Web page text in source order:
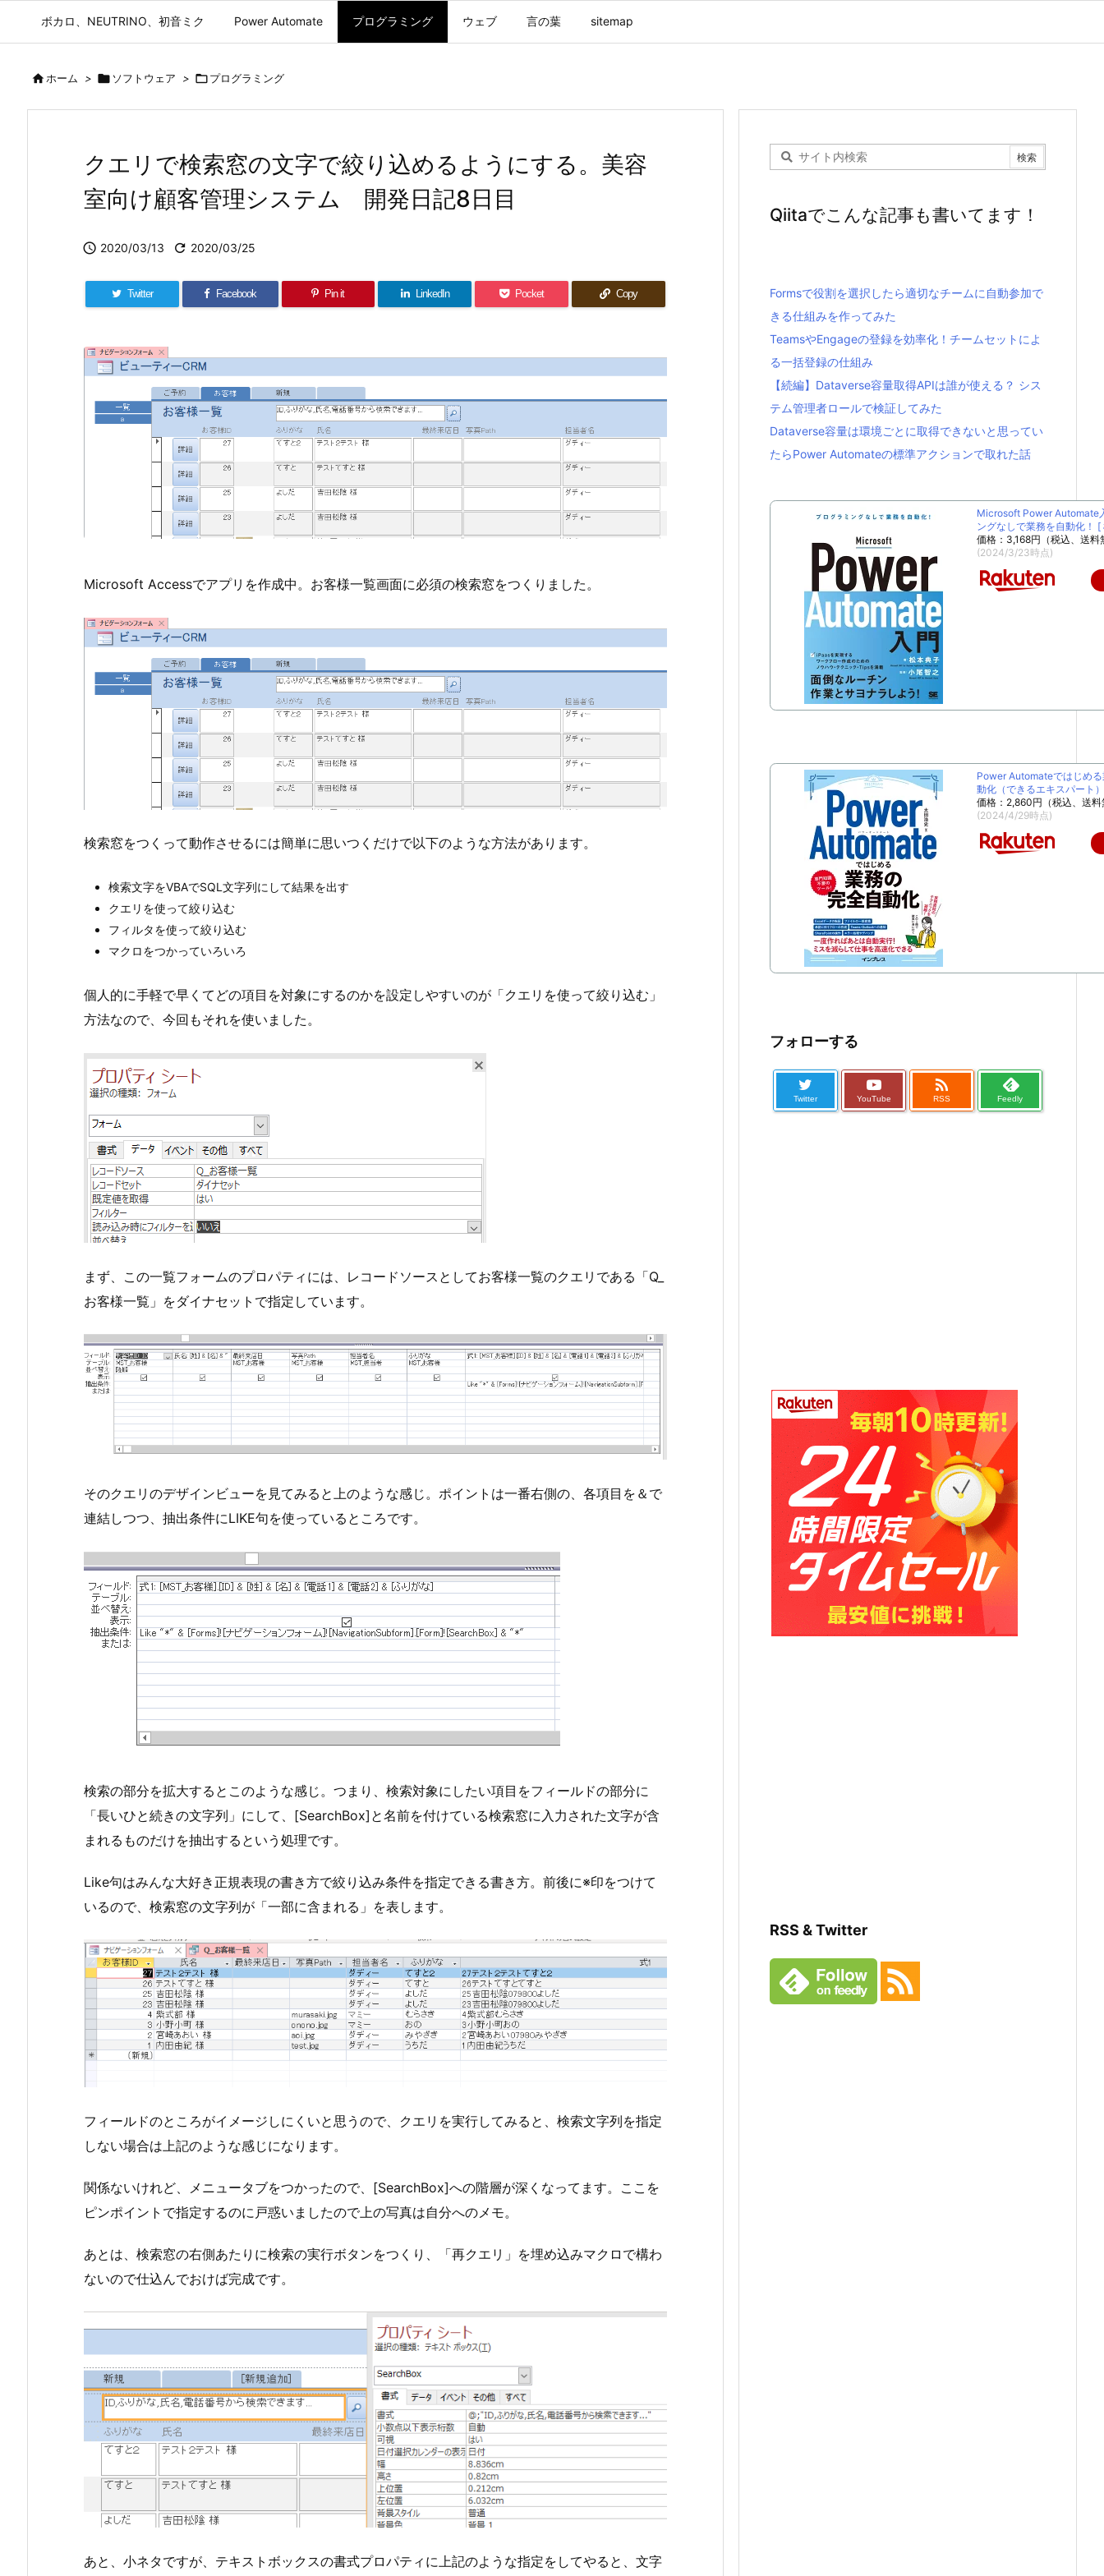
ボカロ、NEUTRINO、初音ミク Power Automate プログラミング ウェブ 言の葉 sitemap
ホーム >  ソフトウェア > プログラミング
クエリで検索窓の文字で絞り込めるようにする。美容
室向け顧客管理システム 開発日記8日目
 2020/03/13  2020/03/25
Twitter Facebook Pin it LinkedIn Pocket Copy
Microsoft Accessでアプリを作成中。お客様一覧画面に必須の検索窓をつくりました。
検索窓をつくって動作させるには簡単に思いつくだけで以下のような方法があります。
検索文字をVBAでSQL文字列にして結果を出す
クエリを使って絞り込む
フィルタを使って絞り込む
マクロをつかっていろいろ
個人的に手軽で早くてどの項目を対象にするのかを設定しやすいのが「クエリを使って絞り込む」
方法なので、今回もそれを使いました。
まず、この一覧フォームのプロパティには、レコードソースとしてお客様一覧のクエリである「Q_
お客様一覧」をダイナセットで指定しています。
そのクエリのデザインビューを見てみると上のような感じ。ポイントは一番右側の、各項目を＆で
連結しつつ、抽出条件にLIKE句を使っているところです。
検索の部分を拡大するとこのような感じ。つまり、検索対象にしたい項目をフィールドの部分に
「長いひと続きの文字列」にして、[SearchBox]と名前を付けている検索窓に入力された文字が含
まれるものだけを抽出するという処理です。
Like句はみんな大好き正規表現の書き方で絞り込み条件を指定できる書き方。前後に※印をつけて
いるので、検索窓の文字列が「一部に含まれる」を表します。
フィールドのところがイメージしにくいと思うので、クエリを実行してみると、検索文字列を指定
しない場合は上記のような感じになります。
関係ないけれど、メニュータブをつかったので、[SearchBox]への階層が深くなってます。ここを
ピンポイントで指定するのに戸惑いましたので上の写真は自分へのメモ。
あとは、検索窓の右側あたりに検索の実行ボタンをつくり、「再クエリ」を埋め込みマクロで構わ
ないので仕込んでおけば完成です。
あと、小ネタですが、テキストボックスの書式プロパティに上記のような指定をしてやると、文字
Qiitaでこんな記事も書いてます！
Formsで役割を選択したら適切なチームに自動参加で
きる仕組みを作ってみた
TeamsやEngageの登録を効率化！チームセットによ
る一括登録の仕組み
【続編】Dataverse容量取得APIは誰が使える？ シス
テム管理者ロールで検証してみた
Dataverse容量は環境ごとに取得できないと思ってい
たらPower Automateの標準アクションで取れた話
Microsoft Power Automate
ングなしで業務を自動化！ [
価格：3,168円（税込、送料
(2024/3/23時点)
Power Automateではじめ
動化（できるエキスパート
価格：2,860円（税込、送料
(2024/4/29時点)
フォローする
Twitter YouTube

RSS Feedly
RSS & Twitter